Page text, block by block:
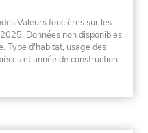
Valeurs foncières sur les
Données non disponibles
Type d'habitat, usage des
et année de construction :